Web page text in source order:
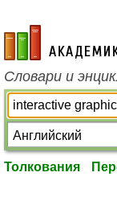
academic.ru
Словари и
Толкования